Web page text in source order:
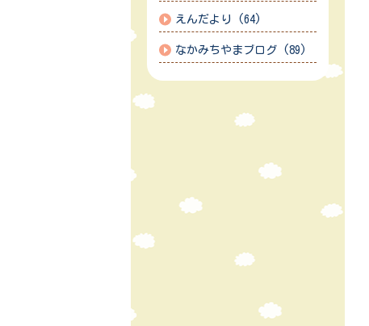
えんだより (64)
なかみちやまブログ (89)